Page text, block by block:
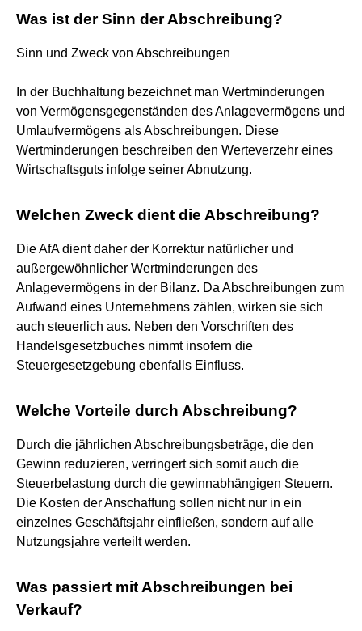
Was ist der Sinn der Abschreibung?
Sinn und Zweck von Abschreibungen
In der Buchhaltung bezeichnet man Wertminderungen
von Vermögensgegenständen des Anlagevermögens und
Umlaufvermögens als Abschreibungen. Diese
Wertminderungen beschreiben den Werteverzehr eines
Wirtschaftsguts infolge seiner Abnutzung.
Welchen Zweck dient die Abschreibung?
Die AfA dient daher der Korrektur natürlicher und
außergewöhnlicher Wertminderungen des
Anlagevermögens in der Bilanz. Da Abschreibungen zum
Aufwand eines Unternehmens zählen, wirken sie sich
auch steuerlich aus. Neben den Vorschriften des
Handelsgesetzbuches nimmt insofern die
Steuergesetzgebung ebenfalls Einfluss.
Welche Vorteile durch Abschreibung?
Durch die jährlichen Abschreibungsbeträge, die den
Gewinn reduzieren, verringert sich somit auch die
Steuerbelastung durch die gewinnabhängigen Steuern.
Die Kosten der Anschaffung sollen nicht nur in ein
einzelnes Geschäftsjahr einfließen, sondern auf alle
Nutzungsjahre verteilt werden.
Was passiert mit Abschreibungen bei
Verkauf?